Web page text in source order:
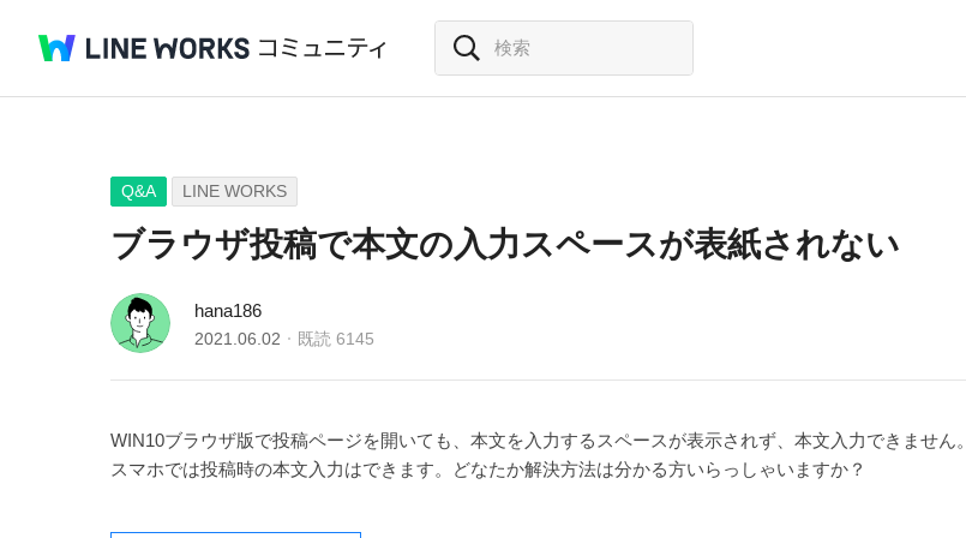
Q&A LINE WORKS
ブラウザ投稿で本文の入力スペースが表紙されない
hana186
2021.06.02 既読 6145
WIN10ブラウザ版で投稿ページを開いても、本文を入力するスペースが表示されず、本文入力できません。
スマホでは投稿時の本文入力はできます。どなたか解決方法は分かる方いらっしゃいますか？